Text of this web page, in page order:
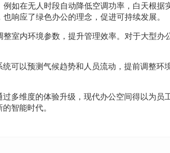
如在无人时段自动降低空调功率，白天根据
响应了绿色办公的理念，促进可持续发展。
室内环境参数，提升管理效率。对于大型办
可以预测气候趋势和人员流动，提前调整环
多维度的体验升级，现代办公空间得以为员
智能时代。